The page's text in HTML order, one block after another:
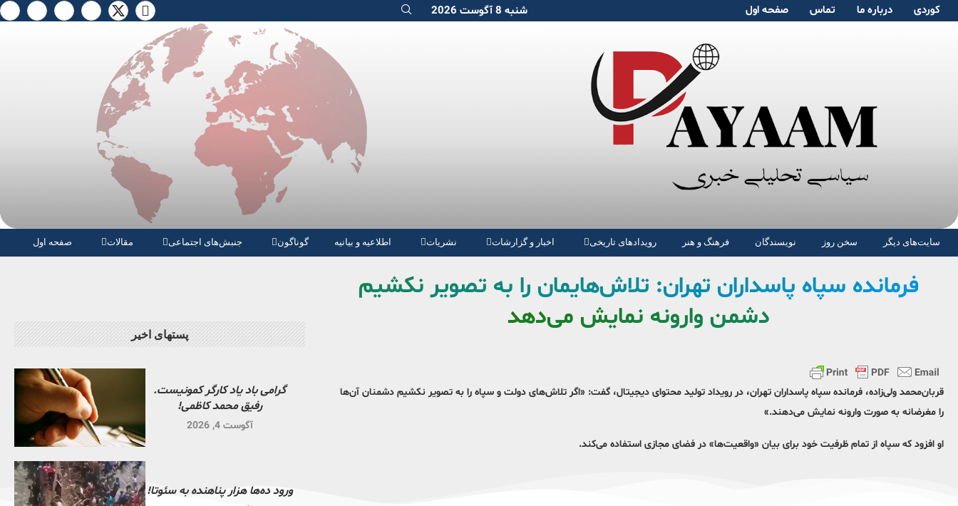
صفحە اول تماس دربارە ما کوردی شنبه 8 آگوست 2026
صفحە اول مقالات جنبش‌های اجتماعی گوناگون اطلاعیه و بیانیه نشریات اخبار و گزارشات رویدادهای تاریخی فرهنگ و هنر نویسندگان سخن روز سایت‌های دیگر
فرمانده سپاه پاسداران تهران: تلاش‌‌هایمان را به تصویر نکشیم
دشمن وارونه نمایش می‌دهد
قربان‌محمد ولی‌زاده، فرمانده سپاه پاسداران تهران، در رویداد تولید محتوای دیجیتال، گفت: «اگر تلاش‌های دولت و سپاه را به تصویر نکشیم دشمنان آن‌ها
را مغرضانه به صورت وارونه نمایش می‌دهند.»
او افزود که سپاه از تمام ظرفیت خود برای بیان «واقعیت‌ها» در فضای مجازی استفاده می‌کند.
پستهای اخیر
گرامی باد یاد کارگر کمونیست.
رفیق محمد کاظمی!
آگوست 4, 2026
ورود ده‌ها هزار پناهنده به سئوتا!